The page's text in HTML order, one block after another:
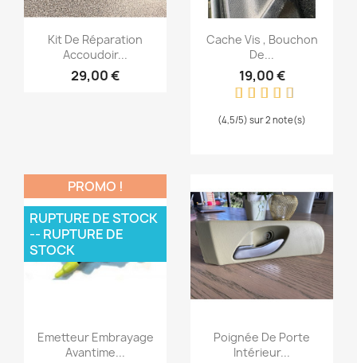
Aperçu rapide
Kit De Réparation
Accoudoir...
29,00 €
Aperçu rapide
Cache Vis , Bouchon
De...
19,00 €
(4,5/5) sur 2 note(s)
Aperçu rapide
Emetteur Embrayage
Avantime...
PROMO !
RUPTURE DE STOCK
-- RUPTURE DE
STOCK
Aperçu rapide
Poignée De Porte
Intérieur...